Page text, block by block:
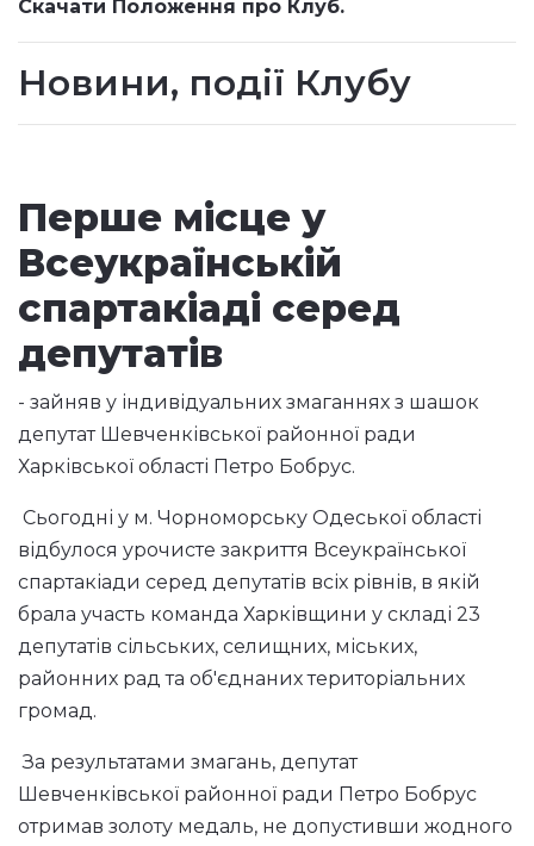
Скачати Положення про Клуб.
Новини, події Клубу
Перше місце у
Всеукраїнській
спартакіаді серед
депутатів
- зайняв у індивідуальних змаганнях з шашок
депутат Шевченківської районної ради
Харківської області Петро Бобрус.
Сьогодні у м. Чорноморську Одеської області
відбулося урочисте закриття Всеукраїнської
спартакіади серед депутатів всіх рівнів, в якій
брала участь команда Харківщини у складі 23
депутатів сільських, селищних, міських,
районних рад та об'єднаних територіальних
громад.
За результатами змагань, депутат
Шевченківської районної ради Петро Бобрус
отримав золоту медаль, не допустивши жодного